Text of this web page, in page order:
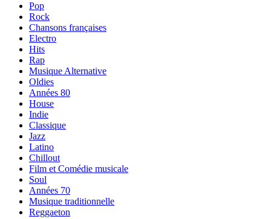
Pop
Rock
Chansons françaises
Electro
Hits
Rap
Musique Alternative
Oldies
Années 80
House
Indie
Classique
Jazz
Latino
Chillout
Film et Comédie musicale
Soul
Années 70
Musique traditionnelle
Reggaeton